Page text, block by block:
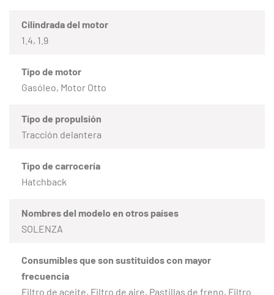
Cilindrada del motor
1.4, 1.9
Tipo de motor
Gasóleo, Motor Otto
Tipo de propulsión
Tracción delantera
Tipo de carrocería
Hatchback
Nombres del modelo en otros países
SOLENZA
Consumibles que son sustituidos con mayor
frecuencia
Filtro de aceite, Filtro de aire, Pastillas de freno, Filtro